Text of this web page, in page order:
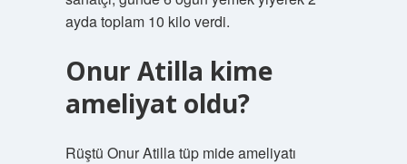
ayda toplam 10 kilo verdi.
Onur Atilla kime
ameliyat oldu?
Rüştü Onur Atilla tüp mide ameliyatı